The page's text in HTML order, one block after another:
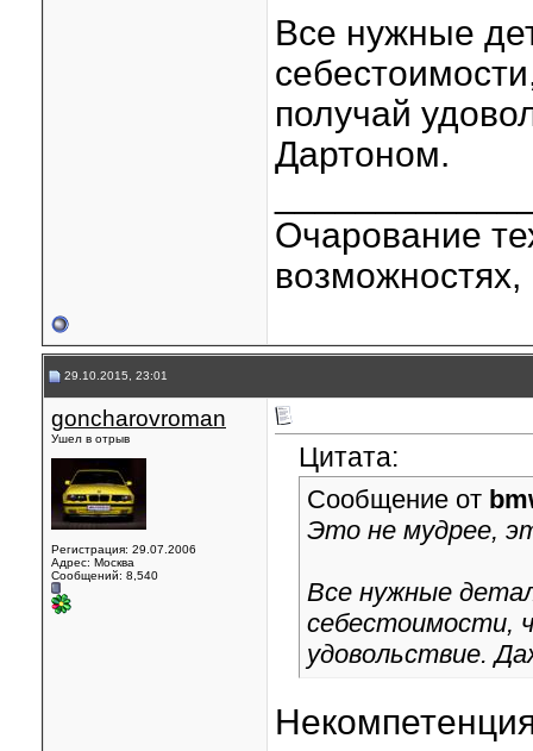
Все нужные
получай
Дартоном.
Очарование
возможностях,
29.10.2015, 23:01
goncharovroman
Ушел в отрыв
Регистрация: 29.07.2006
Адрес: Москва
Сообщений: 8,540
Цитата:
Сообщение от
Это не мудрее,
Все нужные
себестоимости,
удовольствие.